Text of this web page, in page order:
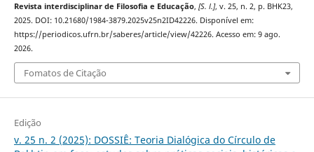
Revista interdisciplinar de Filosofia e Educação, [S. l.], v. 25, n. 2, p. BHK23,
2025. DOI: 10.21680/1984-3879.2025v25n2ID42226. Disponível em:
https://periodicos.ufrn.br/saberes/article/view/42226. Acesso em: 9 ago.
2026.
Fomatos de Citação
Edição
v. 25 n. 2 (2025): DOSSIÊ: Teoria Dialógica do Círculo de